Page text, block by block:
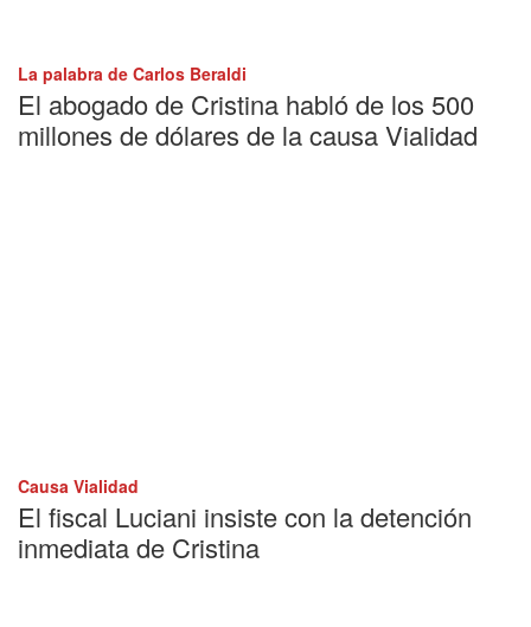
La palabra de Carlos Beraldi
El abogado de Cristina habló de los 500
millones de dólares de la causa Vialidad
Causa Vialidad
El fiscal Luciani insiste con la detención
inmediata de Cristina